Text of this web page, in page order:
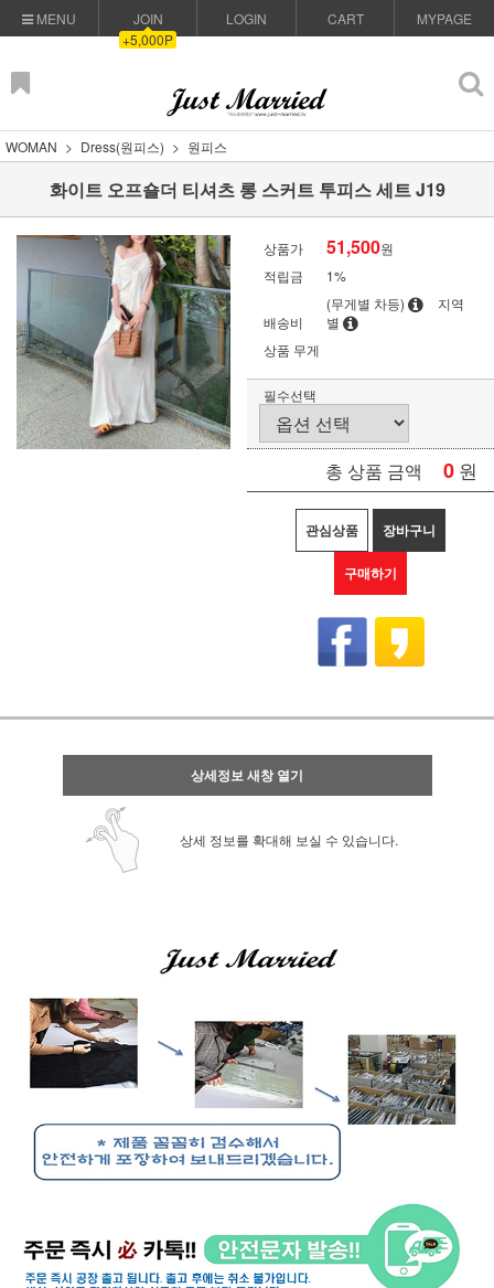
MENU
JOIN
+5,000P
LOGIN CART MYPAGE
WOMAN Dress(원피스) 원피스
화이트 오프숄더 티셔츠 롱 스커트 투피스 세트 J19
상품가 51,500원
적립금
1%
배송비
(무게별 차등)
지역
별
상품 무게
필수선택
총 상품 금액 0 원
관심상품 장바구니
구매하기
상세정보 새창 열기
상세 정보를 확대해 보실 수 있습니다.